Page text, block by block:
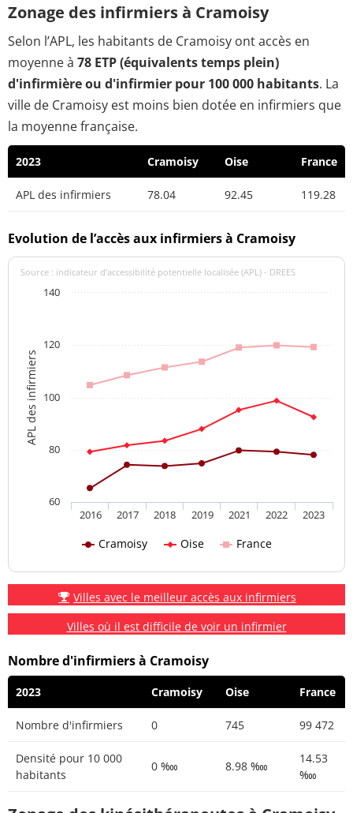
Zonage des infirmiers à Cramoisy
Selon l’APL, les habitants de Cramoisy ont accès en
moyenne à 78 ETP (équivalents temps plein)
d'infirmière ou d'infirmier pour 100 000 habitants. La
ville de Cramoisy est moins bien dotée en infirmiers que
la moyenne française.
2023 Cramoisy Oise France
APL des infirmiers 78.04 92.45 119.28
Evolution de l’accès aux infirmiers à Cramoisy
APL des infirmiers
Source : indicateur d’accessibilité potentielle localisée (APL) - DREES
Cramoisy Oise France
2016 2017 2018 2019 2021 2022 2023
60
80
100
120
140
Villes avec le meilleur accès aux infirmiers
Villes où il est difficile de voir un infirmier
Nombre d'infirmiers à Cramoisy
2023 Cramoisy Oise France
Nombre d'infirmiers 0 745 99 472
Densité pour 10 000
habitants
0 ‱ 8.98 ‱
14.53
‱